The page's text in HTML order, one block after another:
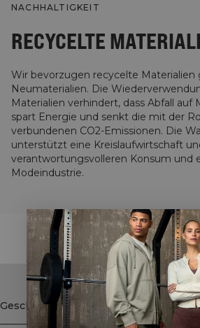
NACHHALTIGKEIT
RECYCELTE
Wir bevorzugen recycelte Materialien
Neumaterialien. Die
Materialien verhindert, dass Abfall auf
spart Energie und senkt die mit der
verbundenen CO2-Emissionen. Die
unterstützt eine Kreislaufwirtschaft
verantwortungsvolleren Konsum und
Modeindustrie.
STYLE WITH
Geschäft